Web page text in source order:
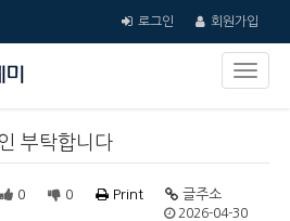
로그인 회원가입
부탁합니다
0 0 Print 글주소
2026-04-30